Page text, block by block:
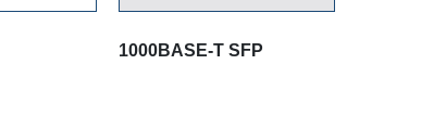
1000BASE-T SFP